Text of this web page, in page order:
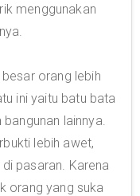
menggunakan
orang lebih
ini yaitu batu bata
lainnya.
lebih awet,
pasaran. Karena
orang yang suka